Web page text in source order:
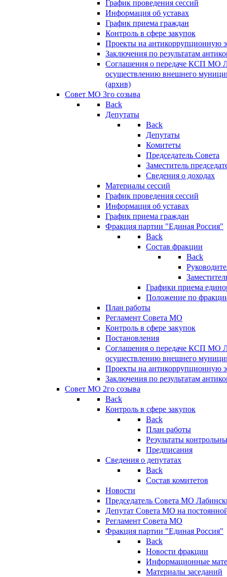
График проведения сессий
Информация об уставах
График приема граждан
Контроль в сфере закупок
Проекты на антикоррупционную
Заключения по результатам
Соглашения о передаче КСП МО
осуществлению внешнего
(архив)
Совет МО 3го созыва
Back
Депутаты
Back
Депутаты
Комитеты
Председатель Совета
Заместитель
Сведения о доходах
Материалы сессий
График проведения сессий
Информация об уставах
График приема граждан
Фракция партии "Единая Россия"
Back
Состав фракции
Back
Графики приема
Положение по
План работы
Регламент Совета МО
Контроль в сфере закупок
Постановления
Соглашения о передаче КСП МО
осуществлению внешнего
Проекты на антикоррупционную
Заключения по результатам
Совет МО 2го созыва
Back
Контроль в сфере закупок
Back
План работы
Результаты
Предписания
Сведения о депутатах
Back
Состав комитетов
Новости
Председатель Совета МО
Депутат Совета МО на
Регламент Совета МО
Фракция партии "Единая Россия"
Back
Новости фракции
Информационные
Материалы заседаний